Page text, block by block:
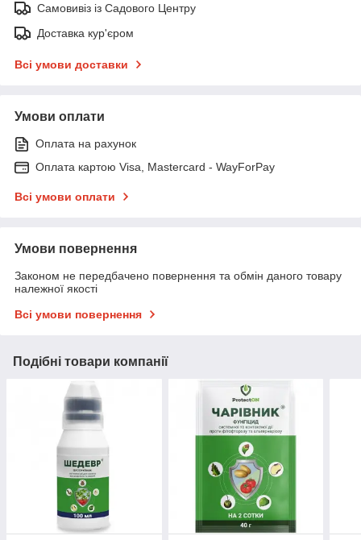
Самовивіз із Садового Центру
Доставка кур'єром
Всі умови доставки
Умови оплати
Оплата на рахунок
Оплата картою Visa, Mastercard - WayForPay
Всі умови оплати
Умови повернення
Законом не передбачено повернення та обмін даного товару
належної якості
Всі умови повернення
Подібні товари компанії